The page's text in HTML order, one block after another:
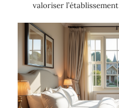
valoriser l’établissement